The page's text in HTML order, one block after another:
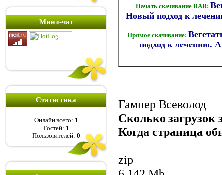
Мини-чат
Статистика
Онлайн всего: 1
Гостей: 1
Пользователей: 0
Начать скачивание RAR:
Новый подход к
Прямое скачивание:
подход к лечению.
Гампер Всеволод
Сколько загрузок
Когда страница
zip